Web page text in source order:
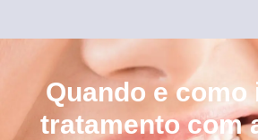
Quando e como
tratamento com